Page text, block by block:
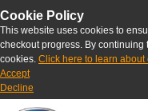
Cookie Policy
This website uses cookies to
checkout progress. By
cookies. Click here to learn about
Accept
Decline